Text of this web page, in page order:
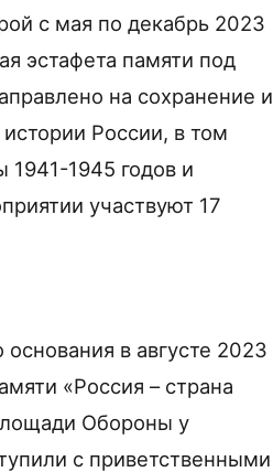
с мая по декабрь 2023
эстафета памяти под
на сохранение и
России, в том
1941-1945 годов и
участвуют 17
в августе 2023
«Россия – страна
Обороны у
с приветственными